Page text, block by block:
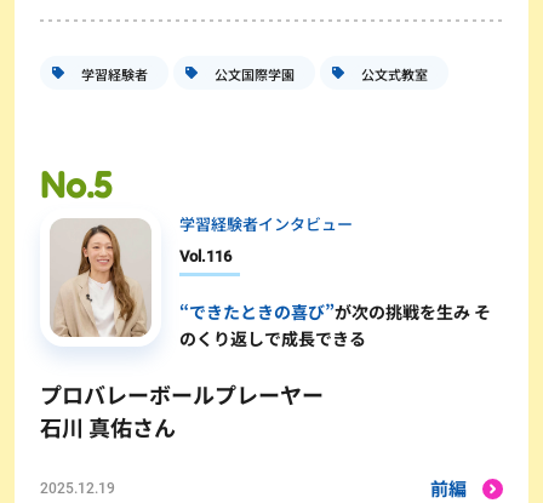
学習経験者 公文国際学園 公文式教室
学習経験者インタビュー
Vol.116
“できたときの喜び”が次の挑戦を生み そ
のくり返しで成長できる
プロバレーボールプレーヤー
石川 真佑さん
2025.12.19 前編